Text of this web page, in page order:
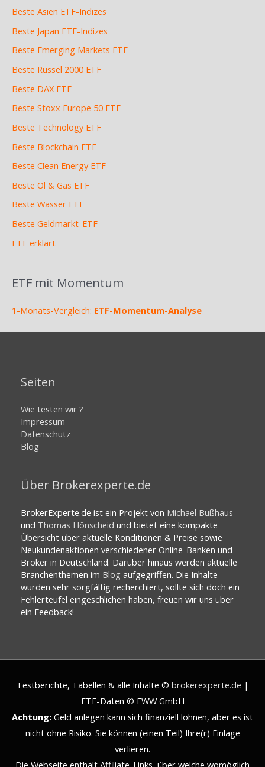
Beste Asien ETF-Indizes
Beste Japan ETF-Indizes
Beste Emerging Markets ETF
Beste Russel 2000 ETF
Beste DAX ETF
Beste Stoxx Europe 50 ETF
Beste Technology ETF
Beste Blockchain ETF
Beste Clean Energy ETF
Beste Öl & Gas ETF
Beste Wasser ETF
Beste Geldmarkt-ETF
ETF erklärt
ETF mit Momentum
1-Monats-Vergleich: ETF-Momentum-Analyse
Seiten
Wie testen wir ?
Impressum
Datenschutz
Blog
Über Brokerexperte.de
BrokerExperte.de ist ein Projekt von Michael Bußhaus
und Thomas Hönscheid und bietet eine kompakte
Übersicht über aktuelle Konditionen & Preise sowie
Neukundenaktionen verschiedener Online-Banken und -
Broker in Deutschland. Darüber hinaus werden aktuelle
Branchenthemen im Blog aufgegriffen. Die Inhalte
wurden sehr sorgfältig recherchiert, sollte sich doch ein
Fehlerteufel eingeschlichen haben, freuen wir uns über
ein Feedback!
Testberichte, Tabellen & alle Inhalte © brokerexperte.de |
ETF-Daten © FWW GmbH
Achtung: Geld anlegen kann sich finanziell lohnen, aber es ist
nicht ohne Risiko. Sie können (einen Teil) Ihre(r) Einlage
verlieren.
Die Webseite enthält Affiliate-Links, über welche womöglich